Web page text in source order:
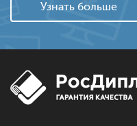
Узнать больше